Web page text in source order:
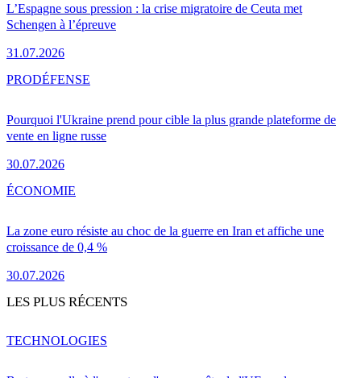
L’Espagne sous pression : la crise migratoire de Ceuta met
Schengen à l’épreuve
31.07.2026
Pourquoi l'Ukraine prend pour cible la plus grande plateforme de
vente en ligne russe
30.07.2026
PRODÉFENSE
La zone euro résiste au choc de la guerre en Iran et affiche une
croissance de 0,4 %
30.07.2026
ÉCONOMIE
LES PLUS RÉCENTS
TECHNOLOGIES